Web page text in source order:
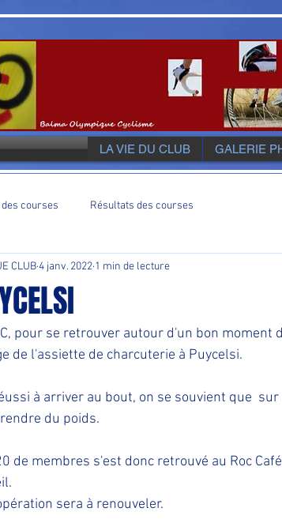
LA VIE DU CLUB GALERIE
courses Résultats des courses
CLUB4 janv. 2022 1 min de lecture
pour se retrouver autour d'un bon moment
de l'assiette de charcuterie à Puycelsi.
à arriver au bout, on se souvient que
du poids.
de membres s'est donc retrouvé au Roc
sera à renouveler.